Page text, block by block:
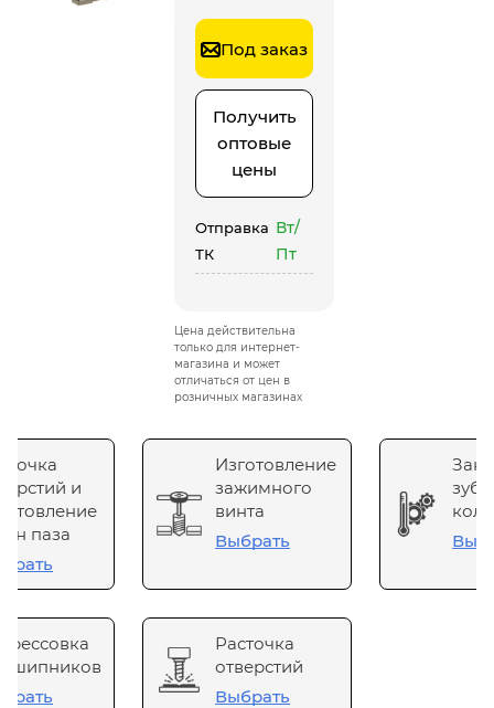
Под заказ
Получить
оптовые
цены
Отправка
ТК
Вт/
Пт
Цена действительна
только для интернет-
магазина и может
отличаться от цен в
розничных магазинах
и
паза
Изготовление
зажимного
винта
Выбрать
Расточка
отверстий
Выбрать